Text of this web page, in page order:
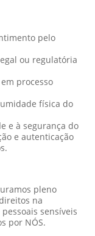
pelo
ou regulatória
processo
física do
e à segurança do
e autenticação
pleno
na
sensíveis
por NÓS.